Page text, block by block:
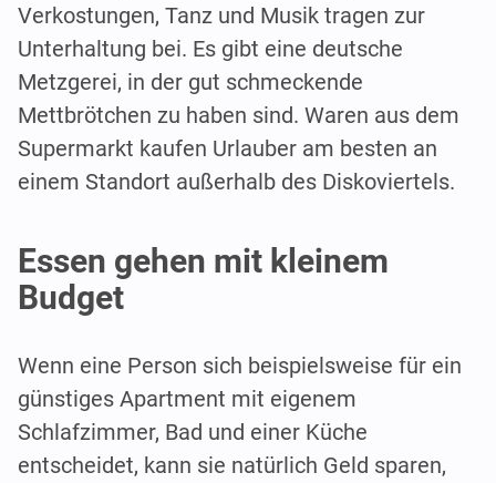
Verkostungen, Tanz und Musik tragen zur
Unterhaltung bei. Es gibt eine deutsche
Metzgerei, in der gut schmeckende
Mettbrötchen zu haben sind. Waren aus dem
Supermarkt kaufen Urlauber am besten an
einem Standort außerhalb des Diskoviertels.
Essen gehen mit kleinem
Budget
Wenn eine Person sich beispielsweise für ein
günstiges Apartment mit eigenem
Schlafzimmer, Bad und einer Küche
entscheidet, kann sie natürlich Geld sparen,